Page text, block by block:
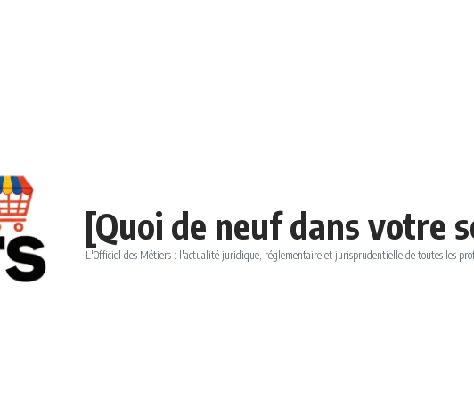
[Quoi de neuf dans votre
L'Officiel des Métiers : l'actualité juridique, réglementaire et jurisprudentielle de toutes les